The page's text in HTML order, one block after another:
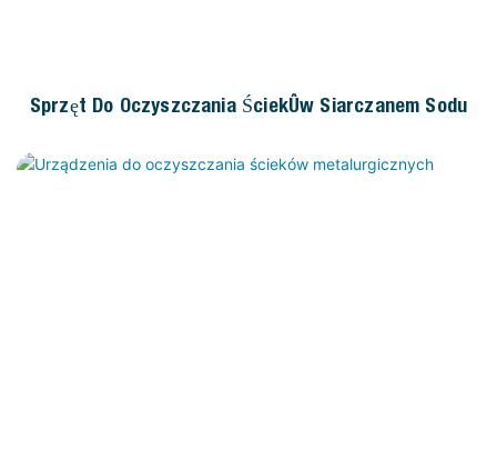
Sprzęt Do Oczyszczania Ścieków Siarczanem Sodu